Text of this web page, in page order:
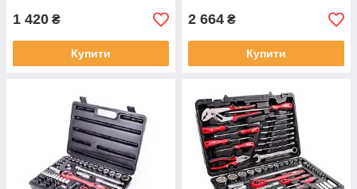
1 420 ₴
Купити
2 664 ₴
Купити